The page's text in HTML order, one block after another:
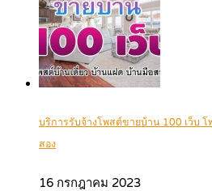
บริการรับจ้างโพสต์ขายบ้าน 100 เว็บ
สอง
16 กรกฎาคม 2023